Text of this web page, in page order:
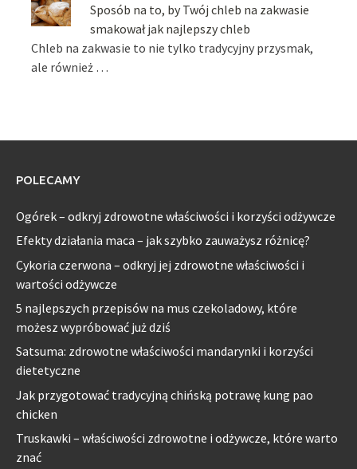
Sposób na to, by Twój chleb na zakwasie
smakował jak najlepszy chleb
Chleb na zakwasie to nie tylko tradycyjny przysmak,
ale również …
POLECAMY
Ogórek – odkryj zdrowotne właściwości i korzyści odżywcze
Efekty działania maca – jak szybko zauważysz różnicę?
Cykoria czerwona – odkryj jej zdrowotne właściwości i
wartości odżywcze
5 najlepszych przepisów na mus czekoladowy, które
możesz wypróbować już dziś
Satsuma: zdrowotne właściwości mandarynki i korzyści
dietetyczne
Jak przygotować tradycyjną chińską potrawę kung pao
chicken
Truskawki – właściwości zdrowotne i odżywcze, które warto
znać